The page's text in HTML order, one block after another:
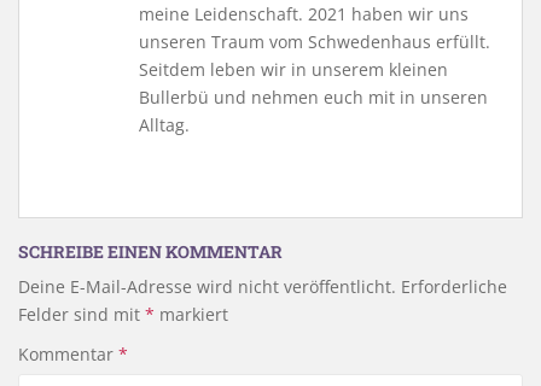
meine Leidenschaft. 2021 haben wir uns
unseren Traum vom Schwedenhaus erfüllt.
Seitdem leben wir in unserem kleinen
Bullerbü und nehmen euch mit in unseren
Alltag.
SCHREIBE EINEN KOMMENTAR
Deine E-Mail-Adresse wird nicht veröffentlicht. Erforderliche
Felder sind mit * markiert
Kommentar *